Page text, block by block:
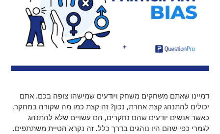
דמיינו שאתם משחקים משחק ויודעים שמישהו צופה בכם. אתם
יכולים להתנהג קצת אחרת, נכון? זה קצת כמו מה שקורה במחקר.
כאשר אנשים יודעים שהם נחקרים, הם עשויים שלא להתנהג
לגמרי כפי שהם היו נוהגים בדרך כלל. זה נקרא הטיית משתתפים.